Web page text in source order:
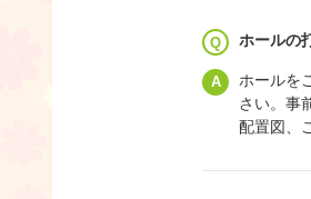
ホールの
ホールを
さい。事
配置図、